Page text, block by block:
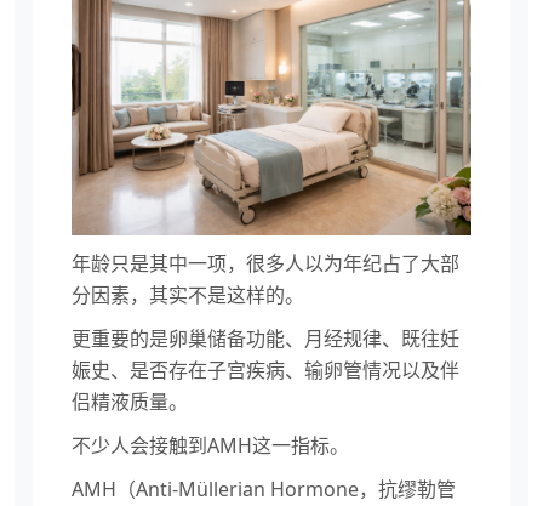
年龄只是其中一项，很多人以为年纪占了大部
分因素，其实不是这样的。
更重要的是卵巢储备功能、月经规律、既往妊
娠史、是否存在子宫疾病、输卵管情况以及伴
侣精液质量。
不少人会接触到AMH这一指标。
AMH（Anti-Müllerian Hormone，抗缪勒管